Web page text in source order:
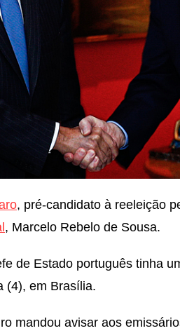
, pré-candidato à reeleição
, Marcelo Rebelo de Sousa.
de Estado português tinha
(4), em Brasília.
mandou avisar aos